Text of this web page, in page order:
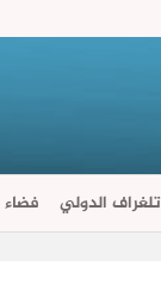
الدولي فضاء